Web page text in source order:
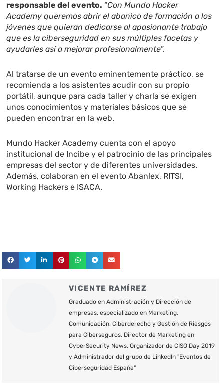
responsable del evento. “Con Mundo Hacker
Academy queremos abrir el abanico de formación a los
jóvenes que quieran dedicarse al apasionante trabajo
que es la ciberseguridad en sus múltiples facetas y
ayudarles así a mejorar profesionalmente”.
Al tratarse de un evento eminentemente práctico, se
recomienda a los asistentes acudir con su propio
portátil, aunque para cada taller y charla se exigen
unos conocimientos y materiales básicos que se
pueden encontrar en la web.
Mundo Hacker Academy cuenta con el apoyo
institucional de Incibe y el patrocinio de las principales
empresas del sector y de diferentes universidades.
Además, colaboran en el evento Abanlex, RITSI,
Working Hackers e ISACA.
VICENTE RAMÍREZ
Graduado en Administración y Dirección de
empresas, especializado en Marketing,
Comunicación, Ciberderecho y Gestión de Riesgos
para Ciberseguros. Director de Marketing en
CyberSecurity News, Organizador de CISO Day 2019
y Administrador del grupo de LinkedIn "Eventos de
Ciberseguridad España"